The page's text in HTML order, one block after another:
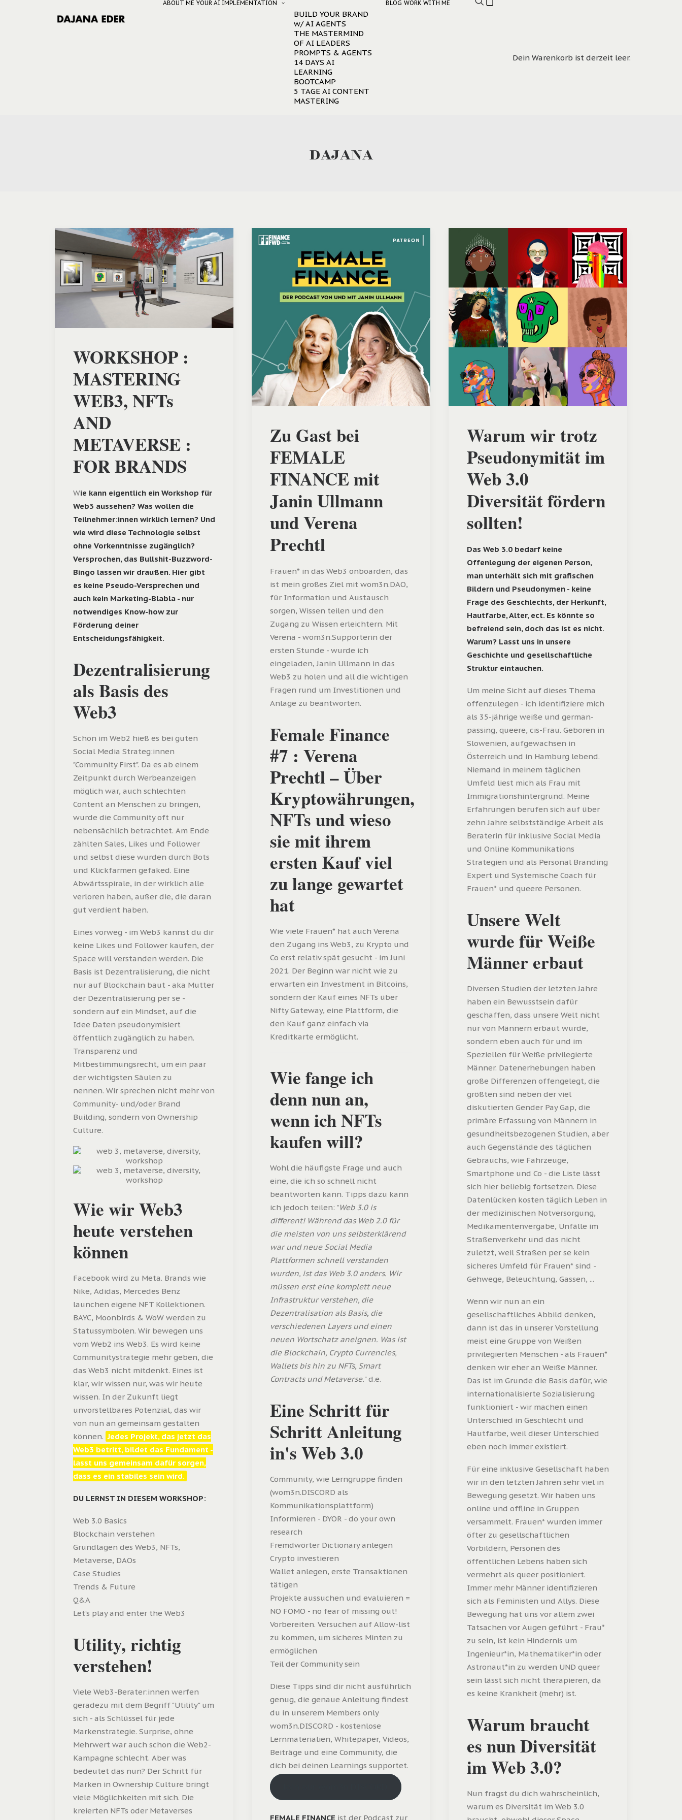
ABOUT ME YOUR AI IMPLEMENTATION
BUILD YOUR BRAND
w/ AI AGENTS
THE MASTERMIND
OF AI LEADERS
PROMPTS & AGENTS
14 DAYS AI
LEARNING
BOOTCAMP
5 TAGE AI CONTENT
MASTERING
BLOG WORK WITH ME
Dein Warenkorb ist derzeit leer.
dajana
WORKSHOP :
MASTERING
WEB3, NFTs
AND
METAVERSE :
FOR BRANDS
Wie kann eigentlich ein Workshop für
Web3 aussehen? Was wollen die
Teilnehmer:innen wirklich lernen? Und
wie wird diese Technologie selbst
ohne Vorkenntnisse zugänglich?
Versprochen, das Bullshit-Buzzword-
Bingo lassen wir draußen. Hier gibt
es keine Pseudo-Versprechen und
auch kein Marketing-Blabla - nur
notwendiges Know-how zur
Förderung deiner
Entscheidungsfähigkeit.
Dezentralisierung
als Basis des
Web3
Schon im Web2 hieß es bei guten
Social Media Strateg:innen
"Community First". Da es ab einem
Zeitpunkt durch Werbeanzeigen
möglich war, auch schlechten
Content an Menschen zu bringen,
wurde die Community oft nur
nebensächlich betrachtet. Am Ende
zählten Sales, Likes und Follower
und selbst diese wurden durch Bots
und Klickfarmen gefaked. Eine
Abwärtsspirale, in der wirklich alle
verloren haben, außer die, die daran
gut verdient haben.
Eines vorweg - im Web3 kannst du dir
keine Likes und Follower kaufen, der
Space will verstanden werden. Die
Basis ist Dezentralisierung, die nicht
nur auf Blockchain baut - aka Mutter
der Dezentralisierung per se -
sondern auf ein Mindset, auf die
Idee Daten pseudonymisiert
öffentlich zugänglich zu haben.
Transparenz und
Mitbestimmungsrecht, um ein paar
der wichtigsten Säulen zu
nennen. Wir sprechen nicht mehr von
Community- und/oder Brand
Building, sondern von Ownership
Culture.
Wie wir Web3
heute verstehen
können
Facebook wird zu Meta. Brands wie
Nike, Adidas, Mercedes Benz
launchen eigene NFT Kollektionen.
BAYC, Moonbirds & WoW werden zu
Statussymbolen. Wir bewegen uns
vom Web2 ins Web3. Es wird keine
Communitystrategie mehr geben, die
das Web3 nicht mitdenkt. Eines ist
klar, wir wissen nur, was wir heute
wissen. In der Zukunft liegt
unvorstellbares Potenzial, das wir
von nun an gemeinsam gestalten
können. Jedes Projekt, das jetzt das
Web3 betritt, bildet das Fundament -
lasst uns gemeinsam dafür sorgen,
dass es ein stabiles sein wird.
DU LERNST IN DIESEM WORKSHOP:
Web 3.0 Basics
Blockchain verstehen
Grundlagen des Web3, NFTs,
Metaverse, DAOs
Case Studies
Trends & Future
Q&A
Let’s play and enter the Web3
Utility, richtig
verstehen!
Viele Web3-Berater:innen werfen
geradezu mit dem Begriff "Utility" um
sich - als Schlüssel für jede
Markenstrategie. Surprise, ohne
Mehrwert war auch schon die Web2-
Kampagne schlecht. Aber was
bedeutet das nun? Der Schritt für
Marken in Ownership Culture bringt
viele Möglichkeiten mit sich. Die
kreierten NFTs oder Metaverses
Zu Gast bei
FEMALE
FINANCE mit
Janin Ullmann
und Verena
Prechtl
Frauen* in das Web3 onboarden, das
ist mein großes Ziel mit wom3n.DAO,
für Information und Austausch
sorgen, Wissen teilen und den
Zugang zu Wissen erleichtern. Mit
Verena - wom3n.Supporterin der
ersten Stunde - wurde ich
eingeladen, Janin Ullmann in das
Web3 zu holen und all die wichtigen
Fragen rund um Investitionen und
Anlage zu beantworten.
Female Finance
#7 : Verena
Prechtl – Über
Kryptowährungen,
NFTs und wieso
sie mit ihrem
ersten Kauf viel
zu lange gewartet
hat
Wie viele Frauen* hat auch Verena
den Zugang ins Web3, zu Krypto und
Co erst relativ spät gesucht - im Juni
2021. Der Beginn war nicht wie zu
erwarten ein Investment in Bitcoins,
sondern der Kauf eines NFTs über
Nifty Gateway, eine Plattform, die
den Kauf ganz einfach via
Kreditkarte ermöglicht.
Wie fange ich
denn nun an,
wenn ich NFTs
kaufen will?
Wohl die häufigste Frage und auch
eine, die ich so schnell nicht
beantworten kann. Tipps dazu kann
ich jedoch teilen: "Web 3.0 is
different! Während das Web 2.0 für
die meisten von uns selbsterklärend
war und neue Social Media
Plattformen schnell verstanden
wurden, ist das Web 3.0 anders. Wir
müssen erst eine komplett neue
Infrastruktur verstehen, die
Dezentralisation als Basis, die
verschiedenen Layers und einen
neuen Wortschatz aneignen. Was ist
die Blockchain, Crypto Currencies,
Wallets bis hin zu NFTs, Smart
Contracts und Metaverse." d.e.
Eine Schritt für
Schritt Anleitung
in's Web 3.0
Community, wie Lerngruppe finden
(wom3n.DISCORD als
Kommunikationsplattform)
Informieren - DYOR - do your own
research
Fremdwörter Dictionary anlegen
Crypto investieren
Wallet anlegen, erste Transaktionen
tätigen
Projekte aussuchen und evaluieren =
NO FOMO - no fear of missing out!
Vorbereiten. Versuchen auf Allow-list
zu kommen, um sicheres Minten zu
ermöglichen
Teil der Community sein
Diese Tipps sind dir nicht ausführlich
genug, die genaue Anleitung findest
du in unserem Members only
wom3n.DISCORD - kostenlose
Lernmaterialien, Whitepaper, Videos,
Beiträge und eine Community, die
dich bei deinen Learnings supportet.
FEMALE FINANCE ist der Podcast zur
Warum wir trotz
Pseudonymität im
Web 3.0
Diversität fördern
sollten!
Das Web 3.0 bedarf keine
Offenlegung der eigenen Person,
man unterhält sich mit grafischen
Bildern und Pseudonymen - keine
Frage des Geschlechts, der Herkunft,
Hautfarbe, Alter, ect. Es könnte so
befreiend sein, doch das ist es nicht.
Warum? Lasst uns in unsere
Geschichte und gesellschaftliche
Struktur eintauchen.
Um meine Sicht auf dieses Thema
offenzulegen - ich identifiziere mich
als 35-jährige weiße und german-
passing, queere, cis-Frau. Geboren in
Slowenien, aufgewachsen in
Österreich und in Hamburg lebend.
Niemand in meinem täglichen
Umfeld liest mich als Frau mit
Immigrationshintergrund. Meine
Erfahrungen berufen sich auf über
zehn Jahre selbstständige Arbeit als
Beraterin für inklusive Social Media
und Online Kommunikations
Strategien und als Personal Branding
Expert und Systemische Coach für
Frauen* und queere Personen.
Unsere Welt
wurde für Weiße
Männer erbaut
Diversen Studien der letzten Jahre
haben ein Bewusstsein dafür
geschaffen, dass unsere Welt nicht
nur von Männern erbaut wurde,
sondern eben auch für und im
Speziellen für Weiße privilegierte
Männer. Datenerhebungen haben
große Differenzen offengelegt, die
größten sind neben der viel
diskutierten Gender Pay Gap, die
primäre Erfassung von Männern in
gesundheitsbezogenen Studien, aber
auch Gegenstände des täglichen
Gebrauchs, wie Fahrzeuge,
Smartphone und Co - die Liste lässt
sich hier beliebig fortsetzen. Diese
Datenlücken kosten täglich Leben in
der medizinischen Notversorgung,
Medikamentenvergabe, Unfälle im
Straßenverkehr und das nicht
zuletzt, weil Straßen per se kein
sicheres Umfeld für Frauen* sind -
Gehwege, Beleuchtung, Gassen, ...
Wenn wir nun an ein
gesellschaftliches Abbild denken,
dann ist das in unserer Vorstellung
meist eine Gruppe von Weißen
privilegierten Menschen - als Frauen*
denken wir eher an Weiße Männer.
Das ist im Grunde die Basis dafür, wie
internationalisierte Sozialisierung
funktioniert - wir machen einen
Unterschied in Geschlecht und
Hautfarbe, weil dieser Unterschied
eben noch immer existiert.
Für eine inklusive Gesellschaft haben
wir in den letzten Jahren sehr viel in
Bewegung gesetzt. Wir haben uns
online und offline in Gruppen
versammelt. Frauen* wurden immer
öfter zu gesellschaftlichen
Vorbildern, Personen des
öffentlichen Lebens haben sich
vermehrt als queer positioniert.
Immer mehr Männer identifizieren
sich als Feministen und Allys. Diese
Bewegung hat uns vor allem zwei
Tatsachen vor Augen geführt - Frau*
zu sein, ist kein Hindernis um
Ingenieur*in, Mathematiker*in oder
Astronaut*in zu werden UND queer
sein lässt sich nicht therapieren, da
es keine Krankheit (mehr) ist.
Warum braucht
es nun Diversität
im Web 3.0?
Nun fragst du dich wahrscheinlich,
warum es Diversität im Web 3.0